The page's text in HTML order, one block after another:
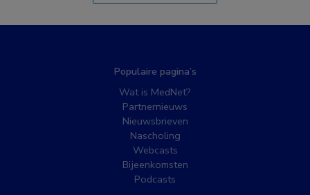
Populaire pagina’s
Wat is MedNet?
Partnernieuws
Nieuwsbrieven
Nascholing
Webcasts
Bijeenkomsten
Podcasts